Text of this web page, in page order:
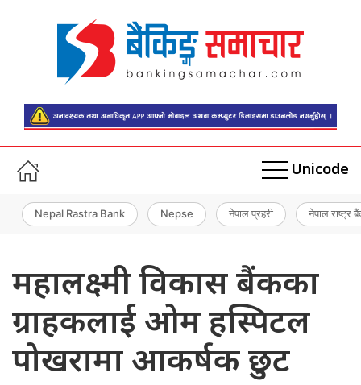
Unicode
Nepal Rastra Bank Nepse नेपाल प्रहरी नेपाल राष्ट्र
महालक्ष्मी विकास बैंकका
ग्राहकलाई ओम हस्पिटल
पोखरामा आकर्षक छुट